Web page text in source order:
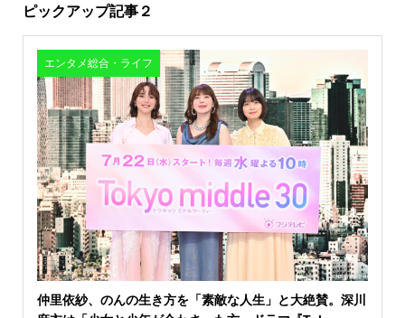
ピックアップ記事２
エンタメ総合・ライフ
仲里依紗、のんの生き方を「素敵な人生」と大絶賛。深川